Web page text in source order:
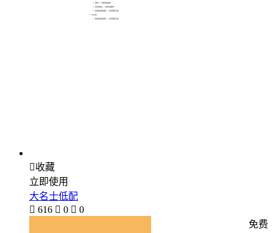
收藏
立即使用
大名士低配
 616  0  0
免费